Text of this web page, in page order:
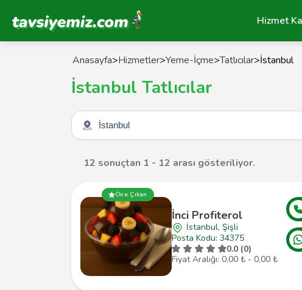
Tavsiyemiz Anasayfa Hizmet
Anasayfa>Hizmetler>Yeme-İçme>Tatlıcılar>İstanbul
İstanbul Tatlıcılar
Şehir seçin
12 sonuçtan 1 - 12 arası gösteriliyor.
Öne Çıkan
İnci Profiterol
İstanbul, Şişli
Posta Kodu: 34375
0.0 (0)
Fiyat Aralığı: 0,00 ₺ - 0,00 ₺